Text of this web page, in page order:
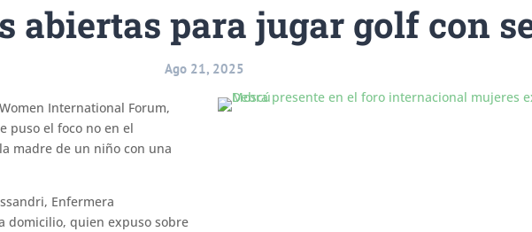
abiertas para jugar golf con
Ago 21, 2025
International Forum,
puso el foco no en el
madre de un niño con una
Enfermera
domicilio, quien expuso sobre